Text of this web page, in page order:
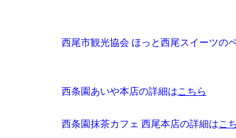
西尾市観光協会 ほっと西尾スイーツの
西条園あいや本店の詳細はこちら
西条園抹茶カフェ 西尾本店の詳細はこ